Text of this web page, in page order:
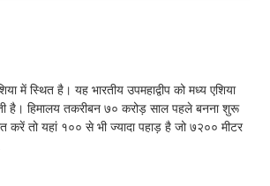
में स्थित है। यह भारतीय उपमहाद्वीप को मध्य एशिया
है। हिमालय तकरीबन ७० करोड़ साल पहले बनना शुरू
करें तो यहां १०० से भी ज्यादा पहाड़ है जो ७२०० मीटर